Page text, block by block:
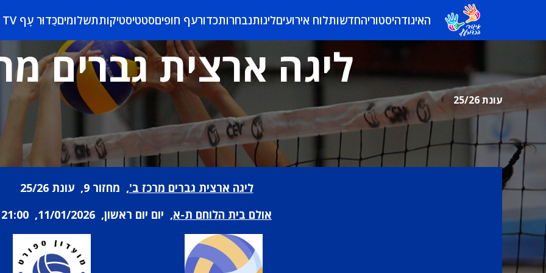
האיגודהיסטוריהחדשותלוח אירועיםליגותנבחרותכדורעף חופיםסטטיסטיקותתשלומיםכַּדוּר עָף TV
ליגה ארצית גברים
עונת 25/26
ליגה ארצית גברים מרכז ב', מחזור 9, עונת 25/26
אולם בית הלוחם ת-א, יום יום ראשון, 11/01/2026, 21:00